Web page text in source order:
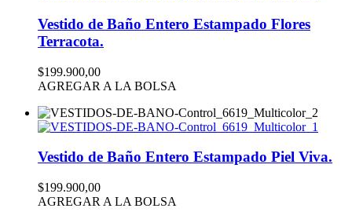
Vestido de Baño Entero Estampado Flores
Terracota.
$199.900,00
AGREGAR A LA BOLSA
Vestido de Baño Entero Estampado Piel Viva.
$199.900,00
AGREGAR A LA BOLSA